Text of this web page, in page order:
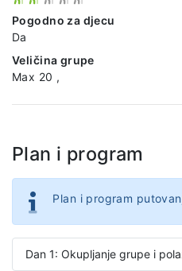
Pogodno za djecu
Da
Veličina grupe
Max 20 ,
Plan i program
Plan i program
Dan 1: Okupljanje grupe i